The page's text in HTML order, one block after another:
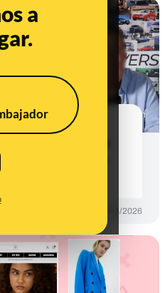
a
el stock de
del Estrecho de
16/03/2026